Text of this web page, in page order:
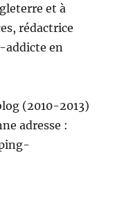
et à
rédactrice
addicte en
(2010-2013)
adresse :